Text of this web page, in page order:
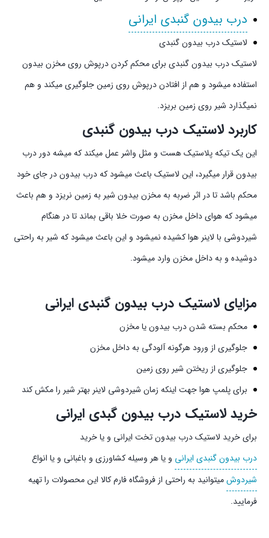
درب بیدون گنبدی ایرانی
لاستیک درب بیدون گنبدی
لاستیک درب بیدون گنبدی برای محکم کردن درپوش روی مخزن بیدون
استفاده میشود و هم از افتادن درپوش روی زمین جلوگیری میکند و هم
نمیگذارد شیر روی زمین بریزد.
کاربرد لاستیک درب بیدون گنبدی
این یک تیکه پلاستیک هست و مثل واشر عمل میکند که میشه دور درب
بیدون قرار میگیرد، این لاستیک باعث میشود که درب بیدون در جای خود
محکم باشد تا در اثر ضربه به مخزن بیدون شیر به زمین نریزد و هم باعث
میشود که هوای داخل مخزن به صورت خلا باقی بماند تا در هنگام
شیردوشی با لاینر هوا کشیده نمیشود و این باعث میشود که شیر به راحتی
دوشیده و به داخل مخزن وارد میشود.
مزایای لاستیک درب بیدون گنبدی ایرانی
محکم بسته شدن درب بیدون یا مخزن
جلوگیری از ورود هرگونه آلودگی به داخل مخزن
جلوگیری از ریختن شیر روی زمین
برای پلمپ هوا جهت اینکه زمان شیردوشی لاینر بهتر شیر را مکش کند
خرید لاستیک درب بیدون گبدی ایرانی
برای خرید لاستیک درب بیدون تخت ایرانی و یا خرید
درب بیدون گنبدی ایرانی و یا هر وسیله کشاورزی و باغبانی و یا انواع
شیردوشمیتوانید به راحتی از فروشگاه فارم کالا این محصولات را تهیه
فرمایید.